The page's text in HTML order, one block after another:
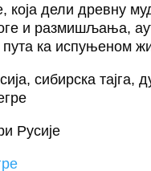
која дели древну
и размишљања,
ка испуњеном
сибирска
Русије